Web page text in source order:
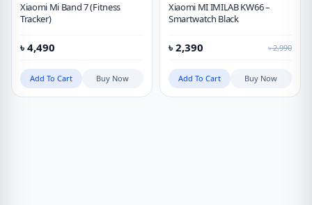
Xiaomi Mi Band 7 (Fitness
Tracker)
৳ 4,490
Add To Cart Buy Now
Xiaomi MI IMILAB KW66 –
Smartwatch Black
৳ 2,390 ৳2,990
Add To Cart Buy Now